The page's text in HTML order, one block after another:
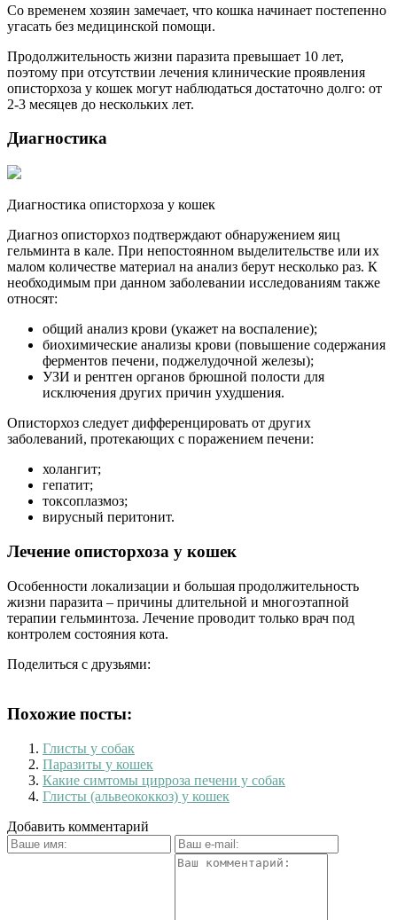
Со временем хозяин замечает, что кошка начинает постепенно
угасать без медицинской помощи.
Продолжительность жизни паразита превышает 10 лет,
поэтому при отсутствии лечения клинические проявления
описторхоза у кошек могут наблюдаться достаточно долго: от
2-3 месяцев до нескольких лет.
Диагностика
Диагностика описторхоза у кошек
Диагноз описторхоз подтверждают обнаружением яиц
гельминта в кале. При непостоянном выделительстве или их
малом количестве материал на анализ берут несколько раз. К
необходимым при данном заболевании исследованиям также
относят:
общий анализ крови (укажет на воспаление);
биохимические анализы крови (повышение содержания
ферментов печени, поджелудочной железы);
УЗИ и рентген органов брюшной полости для
исключения других причин ухудшения.
Описторхоз следует дифференцировать от других
заболеваний, протекающих с поражением печени:
холангит;
гепатит;
токсоплазмоз;
вирусный перитонит.
Лечение описторхоза у кошек
Особенности локализации и большая продолжительность
жизни паразита – причины длительной и многоэтапной
терапии гельминтоза. Лечение проводит только врач под
контролем состояния кота.
Поделиться с друзьями:
Похожие посты:
Глисты у собак
Паразиты у кошек
Какие симтомы цирроза печени у собак
Глисты (альвеококкоз) у кошек
Добавить комментарий